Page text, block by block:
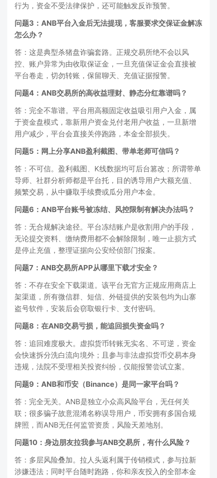
行为，资金不受法律保护，还可能触发反诈预警。
问题3：ANB平台入金后无法提现，客服要求交保证金解冻
怎么办？
答：这是典型杀猪盘诈骗套路。正规交易所绝不会以风
控、账户异常为由收取保证金，一旦充值保证金会直接被
平台卷走，切勿转账，保留聊天、充值证据报警。
问题4：ANB交易所的高收益理财、静态分红靠谱吗？
答：完全不靠谱。平台用高额固定收益吸引用户入金，属
于资金盘模式，靠新用户资金兑付老用户收益，一旦新增
用户减少，平台会直接关停跑路，本金全部损失。
问题5：网上分享ANB盈利截图、带单老师可信吗？
答：不可信。盈利截图、K线数据均可后台篡改；所谓带单
导师、社群分析师都是平台托，目的诱导用户大额充值、
频繁交易，从中赚取手续费或瓜分用户本金。
问题6：ANB平台账号被冻结、风控限制有解决办法吗？
答：无合规解决途径。平台冻结账户是收割用户的手段，
无论提交资料、缴纳费用都不会解除限制，唯一止损方式
是停止充值，整理证据向公安经侦部门报案。
问题7：ANB交易所APP从哪里下载才安全？
答：不存在安全下载渠道。该平台无官方正规应用商店上
架渠道，所有微信群、短信、外链提供的安装包均为山寨
盗号软件，安装后会窃取银行卡、支付密码。
问题8：在ANB交易亏损，能追回损失资金吗？
答：追回难度极大。虚拟货币转账无实名、不可逆，资金
会快速拆分洗白流向境外；且参与非法虚拟货币交易本身
违规，法院不受理相关投资纠纷，仅能报警尝试立案。
问题9：ANB和币安（Binance）是同一家平台吗？
答：完全无关。ANB是独立小众高风险平台，无任何关
联；很多骗子故意混淆名称误导用户，币安拥有多国合规
牌照，而ANB无任何监管资质，风险天差地别。
问题10：身边朋友拉我参与ANB交易所，有什么风险？
答：多层风险叠加。拉人头返利属于传销模式，参与拉新
涉嫌违法；同时平台随时跑路，你和亲友投入的全部本金